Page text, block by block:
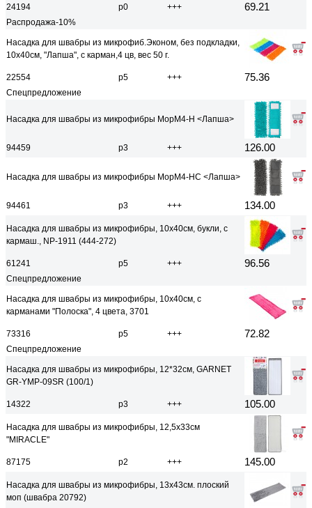
24194 р0 +++ 69.21
Распродажа-10%
Насадка для швабры из микрофиб.Эконом, без подкладки,
10х40см, "Лапша", с карман,4 цв, вес 50 г.
22554 р5 +++ 75.36
Спецпредложение
Насадка для швабры из микрофибры MopM4-H <Лапша>
94459 р3 +++ 126.00
Насадка для швабры из микрофибры MopM4-HС <Лапша>
94461 р3 +++ 134.00
Насадка для швабры из микрофибры, 10х40см, букли, с
кармаш., NP-1911 (444-272)
61241 р5 +++ 96.56
Спецпредложение
Насадка для швабры из микрофибры, 10х40см, с
карманами "Полоска", 4 цвета, 3701
73316 р5 +++ 72.82
Спецпредложение
Насадка для швабры из микрофибры, 12*32см, GARNET
GR-YMP-09SR (100/1)
14322 р3 +++ 105.00
Насадка для швабры из микрофибры, 12,5х33см
"MIRACLE"
87175 р2 +++ 145.00
Насадка для швабры из микрофибры, 13х43см. плоский
моп (швабра 20792)